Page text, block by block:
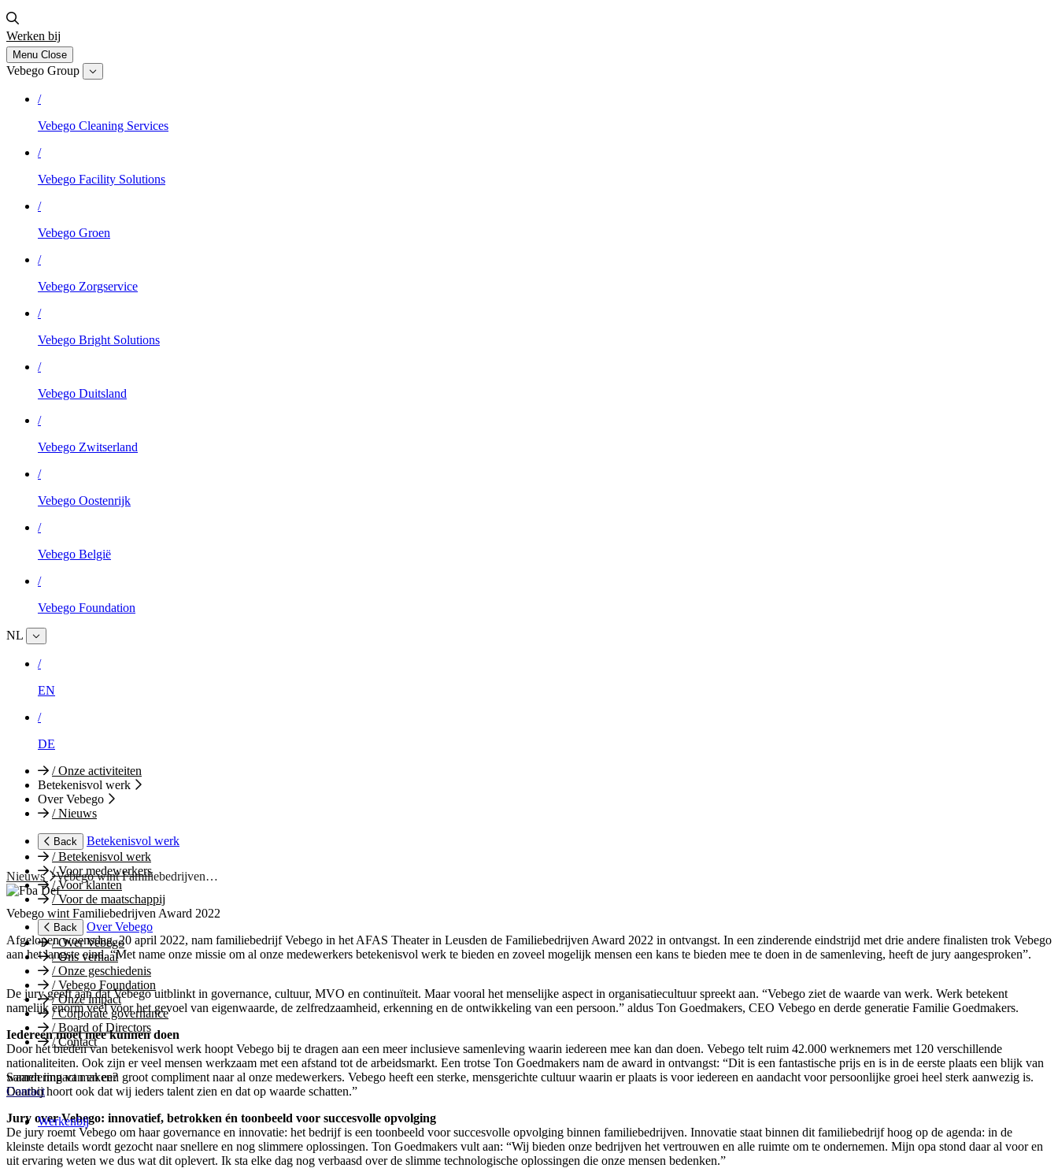
Werken bij
Menu Close
Vebego Group
/
Vebego Cleaning Services
/
Vebego Facility Solutions
/
Vebego Groen
/
Vebego Zorgservice
/
Vebego Bright Solutions
/
Vebego Duitsland
/
Vebego Zwitserland
/
Vebego Oostenrijk
/
Vebego België
/
Vebego Foundation
NL
/
EN
/
DE
/Onze activiteiten
Betekenisvol werk
Over Vebego
/Nieuws
Back
Betekenisvol werk
/Betekenisvol werk
/Voor medewerkers
/Voor klanten
/Voor de maatschappij
Back
Over Vebego
/Over Vebego
/Ons verhaal
/Onze geschiedenis
/Vebego Foundation
/Onze impact
/Corporate governance
/Board of Directors
/Contact
Samen impact maken?
Contact
Werkenbij
Nieuws Vebego wint Familiebedrijven…
Vebego wint Familiebedrijven Award 2022
Afgelopen woensdag, 20 april 2022, nam familiebedrijf Vebego in het AFAS Theater in Leusden de Familiebedrijven Award 2022 in ontvangst. In een zinderende eindstrijd met drie andere finalisten trok Vebego
aan het langste eind. “Met name onze missie om al onze medewerkers betekenisvol werk te bieden en zoveel mogelijk mensen een kans te bieden mee te doen in de samenleving, heeft de jury aangesproken”.
De jury geeft aan dat Vebego uitblinkt in governance, cultuur, MVO en continuïteit. Maar vooral het menselijke aspect in organisatiecultuur spreekt aan. “Vebego ziet de waarde van werk. Werk betekent
namelijk enorm veel voor het gevoel van eigenwaarde, de zelfredzaamheid, erkenning en de ontwikkeling van een persoon.” aldus Ton Goedmakers, CEO Vebego en derde generatie Familie Goedmakers.
Iedereen moet mee kunnen doen
Door het bieden van betekenisvol werk hoopt Vebego bij te dragen aan een meer inclusieve samenleving waarin iedereen mee kan dan doen. Vebego telt ruim 42.000 werknemers met 120 verschillende
nationaliteiten. Ook zijn er veel mensen werkzaam met een afstand tot de arbeidsmarkt. Een trotse Ton Goedmakers nam de award in ontvangst: “Dit is een fantastische prijs en is in de eerste plaats een blijk van
waardering van en een groot compliment naar al onze medewerkers. Vebego heeft een sterke, mensgerichte cultuur waarin er plaats is voor iedereen en aandacht voor persoonlijke groei heel sterk aanwezig is.
Daarbij hoort ook dat wij ieders talent zien en dat op waarde schatten.”
Jury over Vebego: innovatief, betrokken én toonbeeld voor succesvolle opvolging
De jury roemt Vebego om haar governance en innovatie: het bedrijf is een toonbeeld voor succesvolle opvolging binnen familiebedrijven. Innovatie staat binnen dit familiebedrijf hoog op de agenda: in de
kleinste details wordt gezocht naar snellere en nog slimmere oplossingen. Ton Goedmakers vult aan: “Wij bieden onze bedrijven het vertrouwen en alle ruimte om te ondernemen. Mijn opa stond daar al voor en
uit ervaring weten we dus wat dit oplevert. Ik sta elke dag nog verbaasd over de slimme technologische oplossingen die onze mensen bedenken.”